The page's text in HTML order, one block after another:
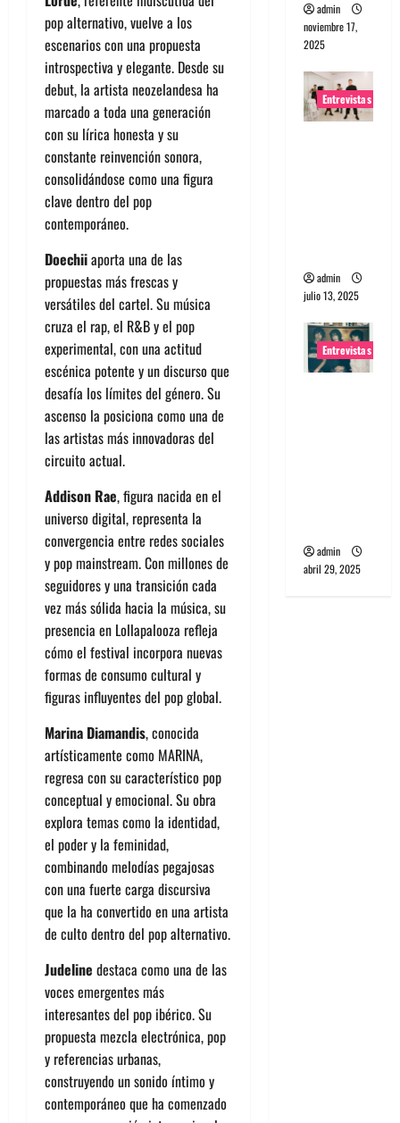
pop alternativo, vuelve a los
escenarios con una propuesta
introspectiva y elegante. Desde su
debut, la artista neozelandesa ha
marcado a toda una generación
con su lírica honesta y su
constante reinvención sonora,
consolidándose como una figura
clave dentro del pop
contemporáneo.
Doechiiaporta una de las
propuestas más frescas y
versátiles del cartel. Su música
cruza el rap, el R&B y el pop
experimental, con una actitud
escénica potente y un discurso que
desafía los límites del género. Su
ascenso la posiciona como una de
las artistas más innovadoras del
circuito actual.
Addison Rae, figura nacida en el
universo digital, representa la
convergencia entre redes sociales
y pop mainstream. Con millones de
seguidores y una transición cada
vez más sólida hacia la música, su
presencia en Lollapalooza refleja
cómo el festival incorpora nuevas
formas de consumo cultural y
figuras influyentes del pop global.
Marina Diamandis, conocida
artísticamente como MARINA,
regresa con su característico pop
conceptual y emocional. Su obra
explora temas como la identidad,
el poder y la feminidad,
combinando melodías pegajosas
con una fuerte carga discursiva
que la ha convertido en una artista
de culto dentro del pop alternativo.
Judeline destaca como una de las
voces emergentes más
interesantes del pop ibérico. Su
propuesta mezcla electrónica, pop
y referencias urbanas,
construyendo un sonido íntimo y
contemporáneo que ha comenzado
admin
noviembre 17,
2025
Entrevistas
admin
julio 13, 2025
Entrevistas
admin
abril 29, 2025